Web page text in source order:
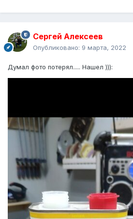
Сергей Алексеев
Опубликовано: 9 марта, 2022
Думал фото потерял..... Нашел ))):